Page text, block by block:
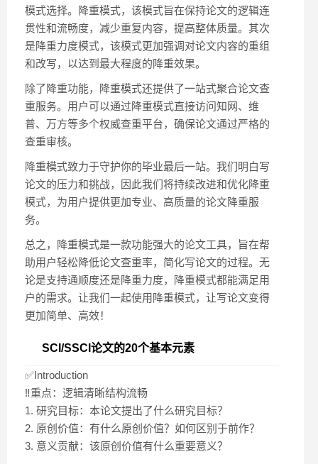
模式选择。降重模式，该模式旨在保持论文的逻辑连
贯性和流畅度，减少重复内容，提高整体质量。其次
是降重力度模式，该模式更加强调对论文内容的重组
和改写，以达到最大程度的降重效果。
除了降重功能，降重模式还提供了一站式聚合论文查
重服务。用户可以通过降重模式直接访问知网、维
普、万方等多个权威查重平台，确保论文通过严格的
查重审核。
降重模式致力于守护你的毕业最后一站。我们明白写
论文的压力和挑战，因此我们将持续改进和优化降重
模式，为用户提供更加专业、高质量的论文降重服
务。
总之，降重模式是一款功能强大的论文工具，旨在帮
助用户轻松降低论文查重率，简化写论文的过程。无
论是支持通顺度还是降重力度，降重模式都能满足用
户的需求。让我们一起使用降重模式，让写论文变得
更加简单、高效！
SCI/SSCI论文的20个基本元素
✅Introduction
‼️重点：逻辑清晰结构流畅
1. 研究目标：本论文提出了什么研究目标？
2. 原创价值：有什么原创价值？如何区别于前作？
3. 意义贡献：该原创价值有什么重要意义？